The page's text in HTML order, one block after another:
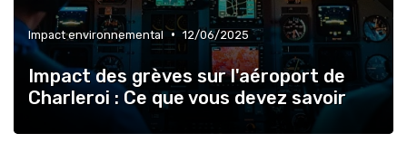
Impact environnemental • 12/06/2025
Impact des grèves sur l'aéroport de
Charleroi : Ce que vous devez savoir